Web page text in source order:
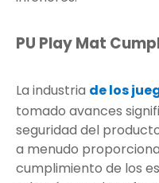
PU Play Mat
La industria de los
tomado avances
seguridad del
a menudo
cumplimiento de los